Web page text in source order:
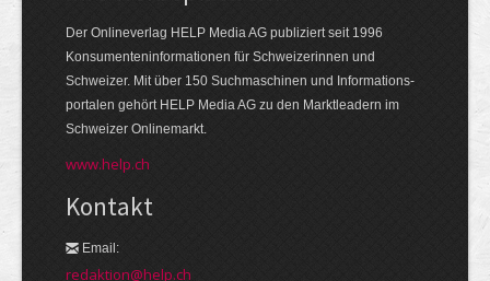
Der Onlineverlag HELP Media AG publiziert seit 1996
Konsumenten­informationen für Schweizerinnen und
Schweizer. Mit über 150 Suchmaschinen und Informations­
portalen gehört HELP Media AG zu den Markt­leadern im
Schweizer Onlinemarkt.
www.help.ch
Kontakt
Email:
redaktion@help.ch